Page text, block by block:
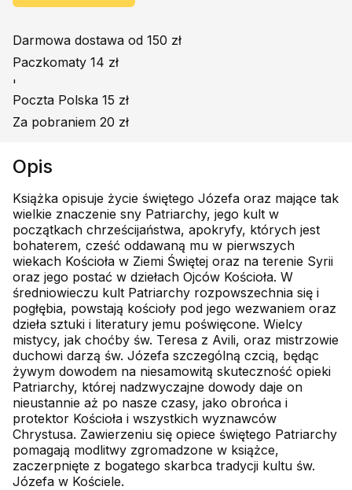
Darmowa dostawa od 150 zł
Paczkomaty 14 zł
'
Poczta Polska 15 zł
Za pobraniem 20 zł
Opis
Książka opisuje życie świętego Józefa oraz mające tak
wielkie znaczenie sny Patriarchy, jego kult w
początkach chrześcijaństwa, apokryfy, których jest
bohaterem, cześć oddawaną mu w pierwszych
wiekach Kościoła w Ziemi Świętej oraz na terenie Syrii
oraz jego postać w dziełach Ojców Kościoła. W
średniowieczu kult Patriarchy rozpowszechnia się i
pogłębia, powstają kościoły pod jego wezwaniem oraz
dzieła sztuki i literatury jemu poświęcone. Wielcy
mistycy, jak choćby św. Teresa z Avili, oraz mistrzowie
duchowi darzą św. Józefa szczególną czcią, będąc
żywym dowodem na niesamowitą skuteczność opieki
Patriarchy, której nadzwyczajne dowody daje on
nieustannie aż po nasze czasy, jako obrońca i
protektor Kościoła i wszystkich wyznawców
Chrystusa. Zawierzeniu się opiece świętego Patriarchy
pomagają modlitwy zgromadzone w książce,
zaczerpnięte z bogatego skarbca tradycji kultu św.
Józefa w Kościele.